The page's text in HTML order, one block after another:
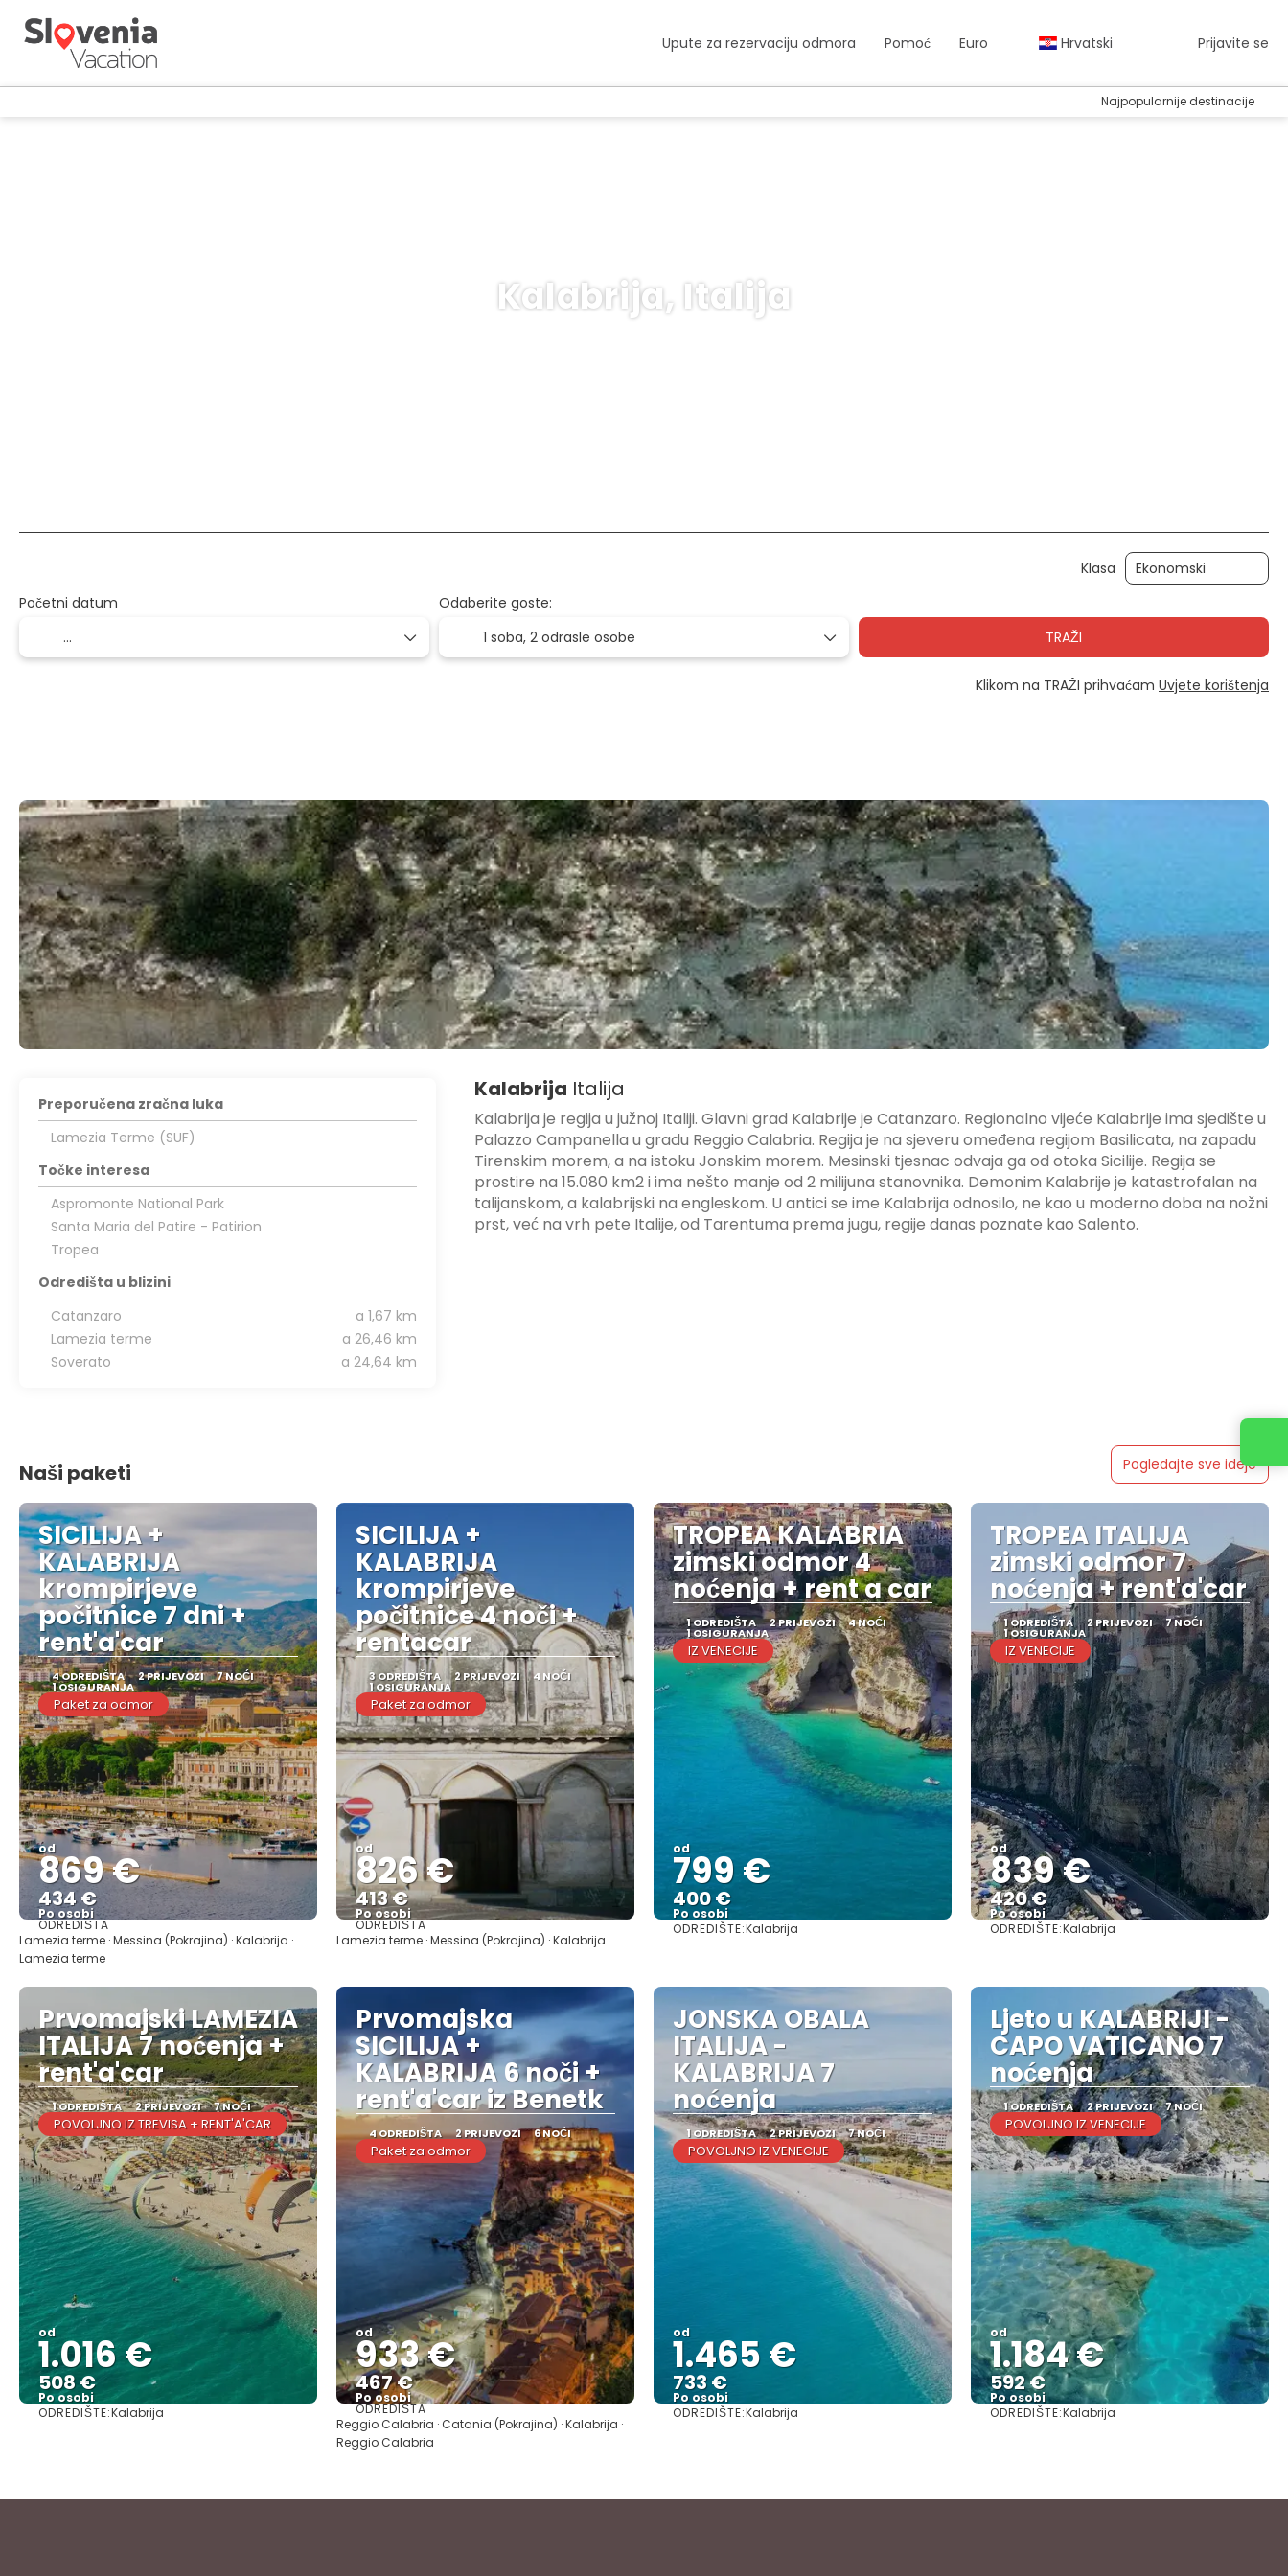
Upute za rezervaciju odmora Pomoć Euro Hrvatski Prijavite se
Najpopularnije destinacije
Kalabrija, Italija
Klasa
Početni datum
Odaberite goste:
1 soba, 2 odrasle osobe TRAŽI
Klikom na TRAŽI prihvaćam Uvjete korištenja
Kalabrija Italija
Kalabrija je regija u južnoj Italiji. Glavni grad Kalabrije je Catanzaro. Regionalno vijeće Kalabrije ima sjedište u
Palazzo Campanella u gradu Reggio Calabria. Regija je na sjeveru omeđena regijom Basilicata, na zapadu
Tirenskim morem, a na istoku Jonskim morem. Mesinski tjesnac odvaja ga od otoka Sicilije. Regija se
prostire na 15.080 km2 i ima nešto manje od 2 milijuna stanovnika. Demonim Kalabrije je katastrofalan na
talijanskom, a kalabrijski na engleskom. U antici se ime Kalabrija odnosilo, ne kao u moderno doba na nožni
prst, već na vrh pete Italije, od Tarentuma prema jugu, regije danas poznate kao Salento.
Preporučena zračna luka
Lamezia Terme (SUF)
Točke interesa
Aspromonte National Park
Santa Maria del Patire - Patirion
Tropea
Odredišta u blizini
Catanzaro
a 1,67 km
Lamezia terme
a 26,46 km
Soverato
a 24,64 km
Naši paketi Pogledajte sve ideje
SICILIJA +
KALABRIJA
krompirjeve
počitnice 7 dni +
rent'a'car
4 ODREDIŠTA 2 PRIJEVOZI 7 NOĆI
1 OSIGURANJA
Paket za odmor
od
869 €
434 €
Po osobi
Vidjeti
ODREDIŠTA
Lamezia terme · Messina (Pokrajina) · Kalabrija ·
Lamezia terme
SICILIJA +
KALABRIJA
krompirjeve
počitnice 4 noči +
rentacar
3 ODREDIŠTA 2 PRIJEVOZI 4 NOĆI
1 OSIGURANJA
Paket za odmor
od
826 €
413 €
Po osobi
Vidjeti
ODREDIŠTA
Lamezia terme · Messina (Pokrajina) · Kalabrija
TROPEA KALABRIA
zimski odmor 4
noćenja + rent a car
1 ODREDIŠTA 2 PRIJEVOZI 4 NOĆI
1 OSIGURANJA
IZ VENECIJE
od
799 €
400 €
Po osobi
Vidjeti
ODREDIŠTE:Kalabrija
TROPEA ITALIJA
zimski odmor 7
noćenja + rent'a'car
1 ODREDIŠTA 2 PRIJEVOZI 7 NOĆI
1 OSIGURANJA
IZ VENECIJE
od
839 €
420 €
Po osobi
Vidjeti
ODREDIŠTE:Kalabrija
Prvomajski LAMEZIA
ITALIJA 7 noćenja +
rent'a'car
1 ODREDIŠTA 2 PRIJEVOZI 7 NOĆI
POVOLJNO IZ TREVISA + RENT'A'CAR
od
1.016 €
508 €
Po osobi
Vidjeti
ODREDIŠTE:Kalabrija
Prvomajska
SICILIJA +
KALABRIJA 6 noči +
rent'a'car iz Benetk
4 ODREDIŠTA 2 PRIJEVOZI 6 NOĆI
Paket za odmor
od
933 €
467 €
Po osobi
Vidjeti
ODREDIŠTA
Reggio Calabria · Catania (Pokrajina) · Kalabrija ·
Reggio Calabria
JONSKA OBALA
ITALIJA -
KALABRIJA 7
noćenja
1 ODREDIŠTA 2 PRIJEVOZI 7 NOĆI
POVOLJNO IZ VENECIJE
od
1.465 €
733 €
Po osobi
Vidjeti
ODREDIŠTE:Kalabrija
Ljeto u KALABRIJI -
CAPO VATICANO 7
noćenja
1 ODREDIŠTA 2 PRIJEVOZI 7 NOĆI
POVOLJNO IZ VENECIJE
od
1.184 €
592 €
Po osobi
Vidjeti
ODREDIŠTE:Kalabrija
Kontaktirajte nas